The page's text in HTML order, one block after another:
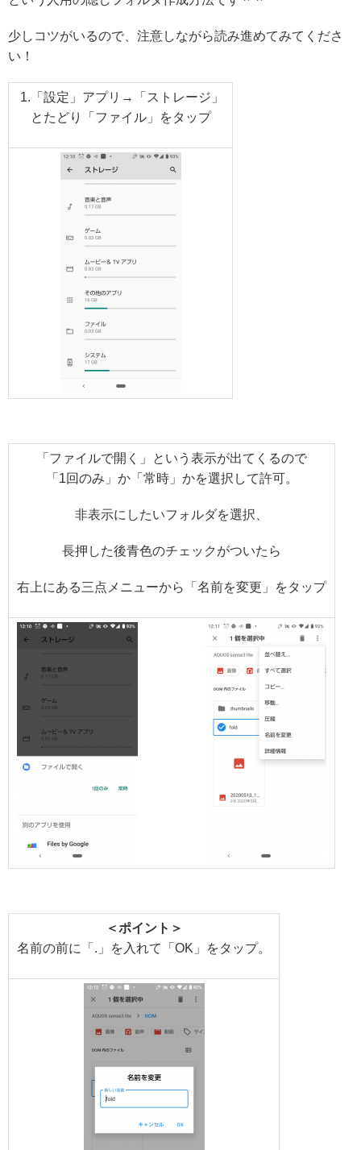
少しコツがいるので、注意しながら読み進めてみてくださ
い！
1.「設定」アプリ→「ストレージ」
とたどり「ファイル」をタップ
「ファイルで開く」という表示が出てくるので
「1回のみ」か「常時」かを選択して許可。
非表示にしたいフォルダを選択、
長押した後青色のチェックがついたら
右上にある三点メニューから「名前を変更」をタップ
＜ポイント＞
名前の前に「.」を入れて「OK」をタップ。